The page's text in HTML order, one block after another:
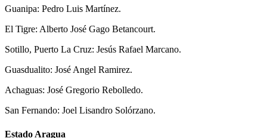
Guanipa: Pedro Luis Martínez.
El Tigre: Alberto José Gago Betancourt.
Sotillo, Puerto La Cruz: Jesús Rafael Marcano.
Guasdualito: José Angel Ramirez.
Achaguas: José Gregorio Rebolledo.
San Fernando: Joel Lisandro Solórzano.
Estado Aragua